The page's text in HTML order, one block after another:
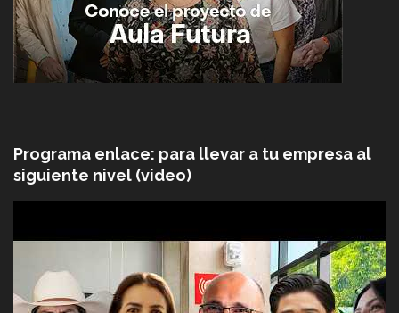
Programa enlace: para llevar a tu empresa al
siguiente nivel (video)